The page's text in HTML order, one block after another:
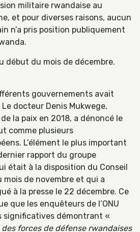
militaire rwandaise au
et pour diverses raisons, aucun
n’a pris position publiquement
début du mois de décembre.
gouvernements avait
docteur Denis Mukwege,
la paix en 2018, a dénoncé le
comme plusieurs
L’élément le plus important
rapport du groupe
était à la disposition du Conseil
mois de novembre et qui a
à la presse le 22 décembre. Ce
que les enquêteurs de l’ONU
significatives démontrant «
forces de défense rwandaises